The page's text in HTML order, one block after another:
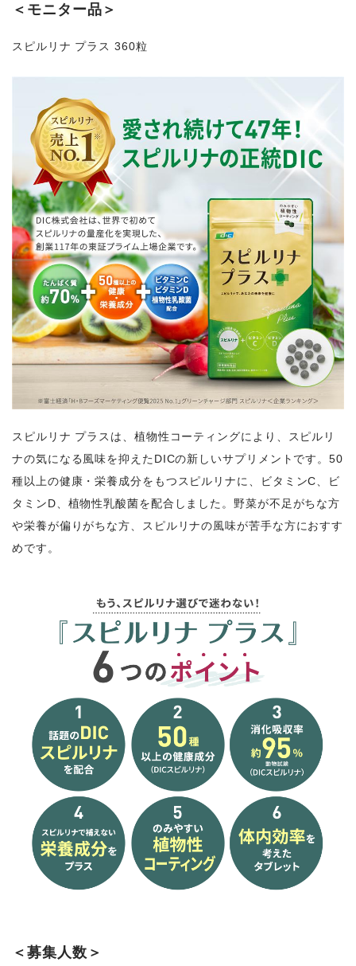
成分・原材料で探す
定期販売コース
機能性表示食品
サプリメント
＜モニター品＞
スピルリナ プラス 360粒
スピルリナ プラスは、植物性コーティングにより、スピルリ
ナの気になる風味を抑えたDICの新しいサプリメントです。50
種以上の健康・栄養成分をもつスピルリナに、ビタミンC、ビ
タミンD、植物性乳酸菌を配合しました。野菜が不足がちな方
や栄養が偏りがちな方、スピルリナの風味が苦手な方におすす
めです。
＜募集人数＞